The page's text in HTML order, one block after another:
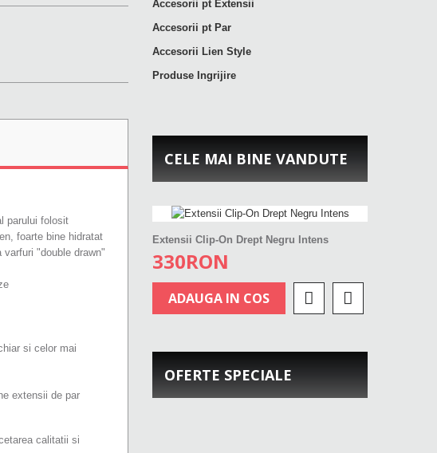
parului folosit
foarte bine hidratat
"double drawn"
si celor mai
extensii de par
calitatii si
Accesorii pt Extensii
Accesorii pt Par
Accesorii Lien Style
Produse Ingrijire
CELE MAI BINE VANDUTE
Extensii Clip-On Drept Negru Intens
330RON
ADAUGA IN COS
OFERTE SPECIALE